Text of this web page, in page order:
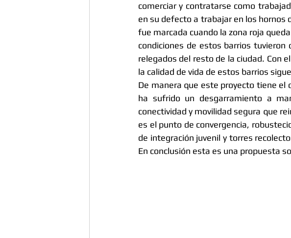
comerciar y contratarse como
en su defecto a trabajar en los hornos
fue marcada cuando la zona roja
condiciones de estos barrios
relegados del resto de la ciudad. Con
la calidad de vida de estos barrios
De manera que este proyecto tiene
ha sufrido un desgarramiento a
conectividad y movilidad segura que
es el punto de convergencia,
de integración juvenil y torres
En conclusión esta es una propuesta